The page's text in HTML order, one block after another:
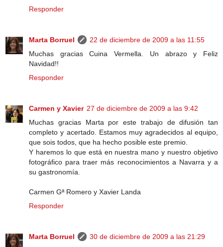
Responder
Marta Borruel
22 de diciembre de 2009 a las 11:55
Muchas gracias Cuina Vermella. Un abrazo y Feliz
Navidad!!
Responder
Carmen y Xavier 27 de diciembre de 2009 a las 9:42
Muchas gracias Marta por este trabajo de difusión tan
completo y acertado. Estamos muy agradecidos al equipo,
que sois todos, que ha hecho posible este premio.
Y haremos lo que está en nuestra mano y nuestro objetivo
fotográfico para traer más reconocimientos a Navarra y a
su gastronomía.
Carmen Gª Romero y Xavier Landa
Responder
Marta Borruel
30 de diciembre de 2009 a las 21:29